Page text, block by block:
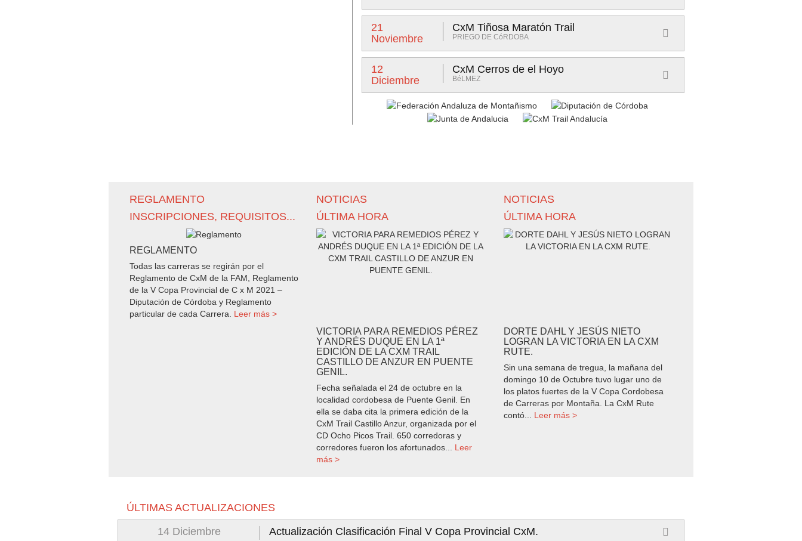
21
Noviembre
CxM Tiñosa Maratón Trail
PRIEGO DE CóRDOBA
12
Diciembre
CxM Cerros de el Hoyo
BéLMEZ
REGLAMENTO
INSCRIPCIONES, REQUISITOS...
REGLAMENTO
Todas las carreras se regirán por el
Reglamento de CxM de la FAM, Reglamento
de la V Copa Provincial de C x M 2021 –
Diputación de Córdoba y Reglamento
particular de cada Carrera. Leer más >
NOTICIAS
ÚLTIMA HORA
VICTORIA PARA REMEDIOS PÉREZ
Y ANDRÉS DUQUE EN LA 1ª
EDICIÓN DE LA CXM TRAIL
CASTILLO DE ANZUR EN PUENTE
GENIL.
Fecha señalada el 24 de octubre en la
localidad cordobesa de Puente Genil. En
ella se daba cita la primera edición de la
CxM Trail Castillo Anzur, organizada por el
CD Ocho Picos Trail. 650 corredoras y
corredores fueron los afortunados... Leer
más >
NOTICIAS
ÚLTIMA HORA
DORTE DAHL Y JESÚS NIETO
LOGRAN LA VICTORIA EN LA CXM
RUTE.
Sin una semana de tregua, la mañana del
domingo 10 de Octubre tuvo lugar uno de
los platos fuertes de la V Copa Cordobesa
de Carreras por Montaña. La CxM Rute
contó... Leer más >
ÚLTIMAS ACTUALIZACIONES
14 Diciembre
Actualización Clasificación Final V Copa Provincial CxM.